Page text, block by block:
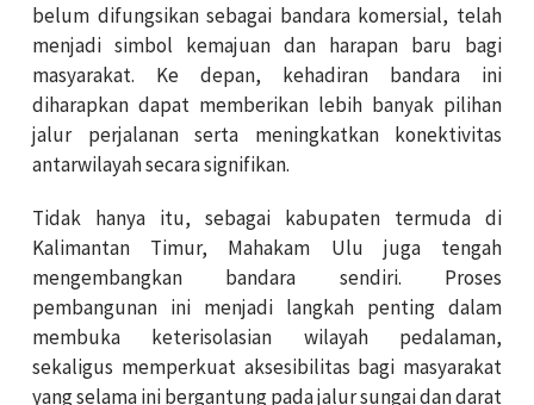
belum difungsikan sebagai bandara komersial, telah
menjadi simbol kemajuan dan harapan baru bagi
masyarakat. Ke depan, kehadiran bandara ini
diharapkan dapat memberikan lebih banyak pilihan
jalur perjalanan serta meningkatkan konektivitas
antarwilayah secara signifikan.
Tidak hanya itu, sebagai kabupaten termuda di
Kalimantan Timur, Mahakam Ulu juga tengah
mengembangkan bandara sendiri. Proses
pembangunan ini menjadi langkah penting dalam
membuka keterisolasian wilayah pedalaman,
sekaligus memperkuat aksesibilitas bagi masyarakat
yang selama ini bergantung pada jalur sungai dan darat